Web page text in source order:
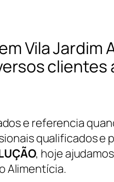
Vila Jardim
clientes
e referencia
qualificados
, hoje
Alimentícia.